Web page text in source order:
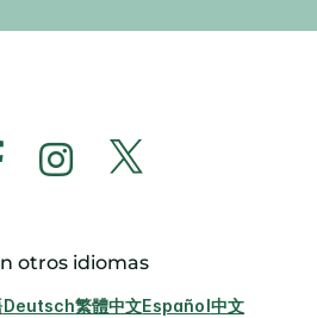
otros idiomas
Deutsch繁體中文Español中文